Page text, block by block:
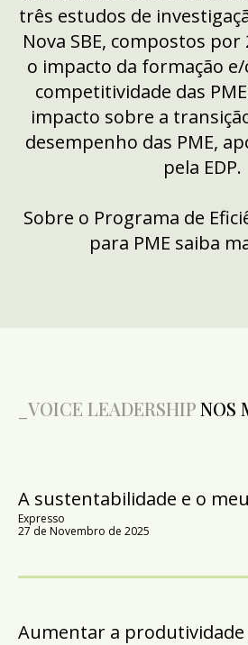
direcionados
a gestores e
líderes que
pretendem
colocar ao
experiência
profissional
três estudos de
Nova SBE, compostos
o impacto da formação
competitividade das
impacto sobre a
desempenho das PME,
pela EDP.
Sobre o Programa de
para PME saiba
_VOICE LEADERSHIPNOS
A sustentabilidade e o
Expresso
27 de Novembro de 2025
Aumentar a